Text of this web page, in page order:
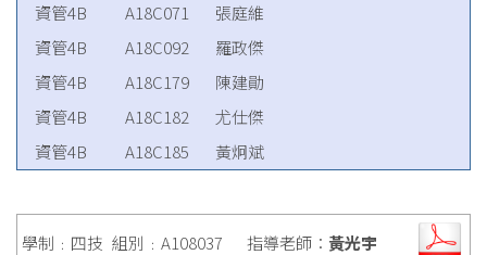
資管4B
A18C071
張庭維
資管4B
A18C092
羅政傑
資管4B
A18C179
陳建勛
資管4B
A18C182
尤仕傑
資管4B
A18C185 黃炯斌
學制﹕四技 組別﹕A108037 指導老師： 黃光宇